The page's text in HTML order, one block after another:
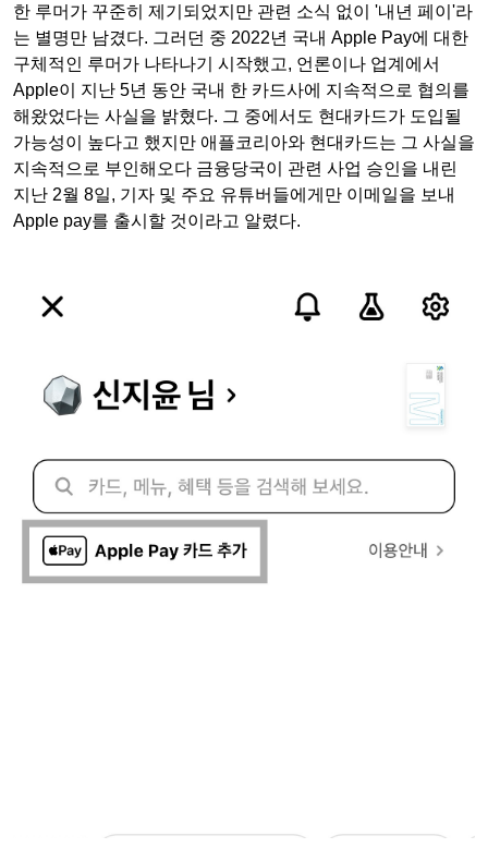
한 루머가 꾸준히 제기되었지만 관련 소식 없이 '내년 페이'라
는 별명만 남겼다. 그러던 중 2022년 국내 Apple Pay에 대한
구체적인 루머가 나타나기 시작했고, 언론이나 업계에서
Apple이 지난 5년 동안 국내 한 카드사에 지속적으로 협의를
해왔었다는 사실을 밝혔다. 그 중에서도 현대카드가 도입될
가능성이 높다고 했지만 애플코리아와 현대카드는 그 사실을
지속적으로 부인해오다 금융당국이 관련 사업 승인을 내린
지난 2월 8일, 기자 및 주요 유튜버들에게만 이메일을 보내
Apple pay를 출시할 것이라고 알렸다.